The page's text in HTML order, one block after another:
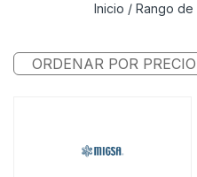
Inicio / Rango